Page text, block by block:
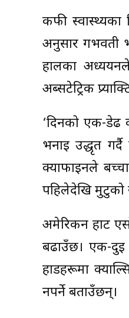
कफी
अनुसार
हालका
अब्सटेट्रिक
‘दिनको एक-डेढ
भनाइ उद्धृत
क्याफाइनले
पहिलेदेखि
अमेरिकन हार्ट
बढाउँछ। एक-
हाडहरूमा
नपर्ने बताउँछन्।